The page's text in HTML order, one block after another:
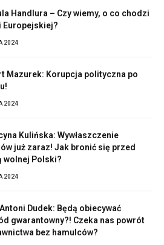
Handlura – Czy wiemy, o co chodzi
Europejskiej?
2024
Mazurek: Korupcja polityczna po
2024
Kulińska: Wywłaszczenie
już zaraz! Jak bronić się przed
wolnej Polski?
2024
Dudek: Będą obiecywać
gwarantowny?! Czeka nas powrót
bez hamulców?